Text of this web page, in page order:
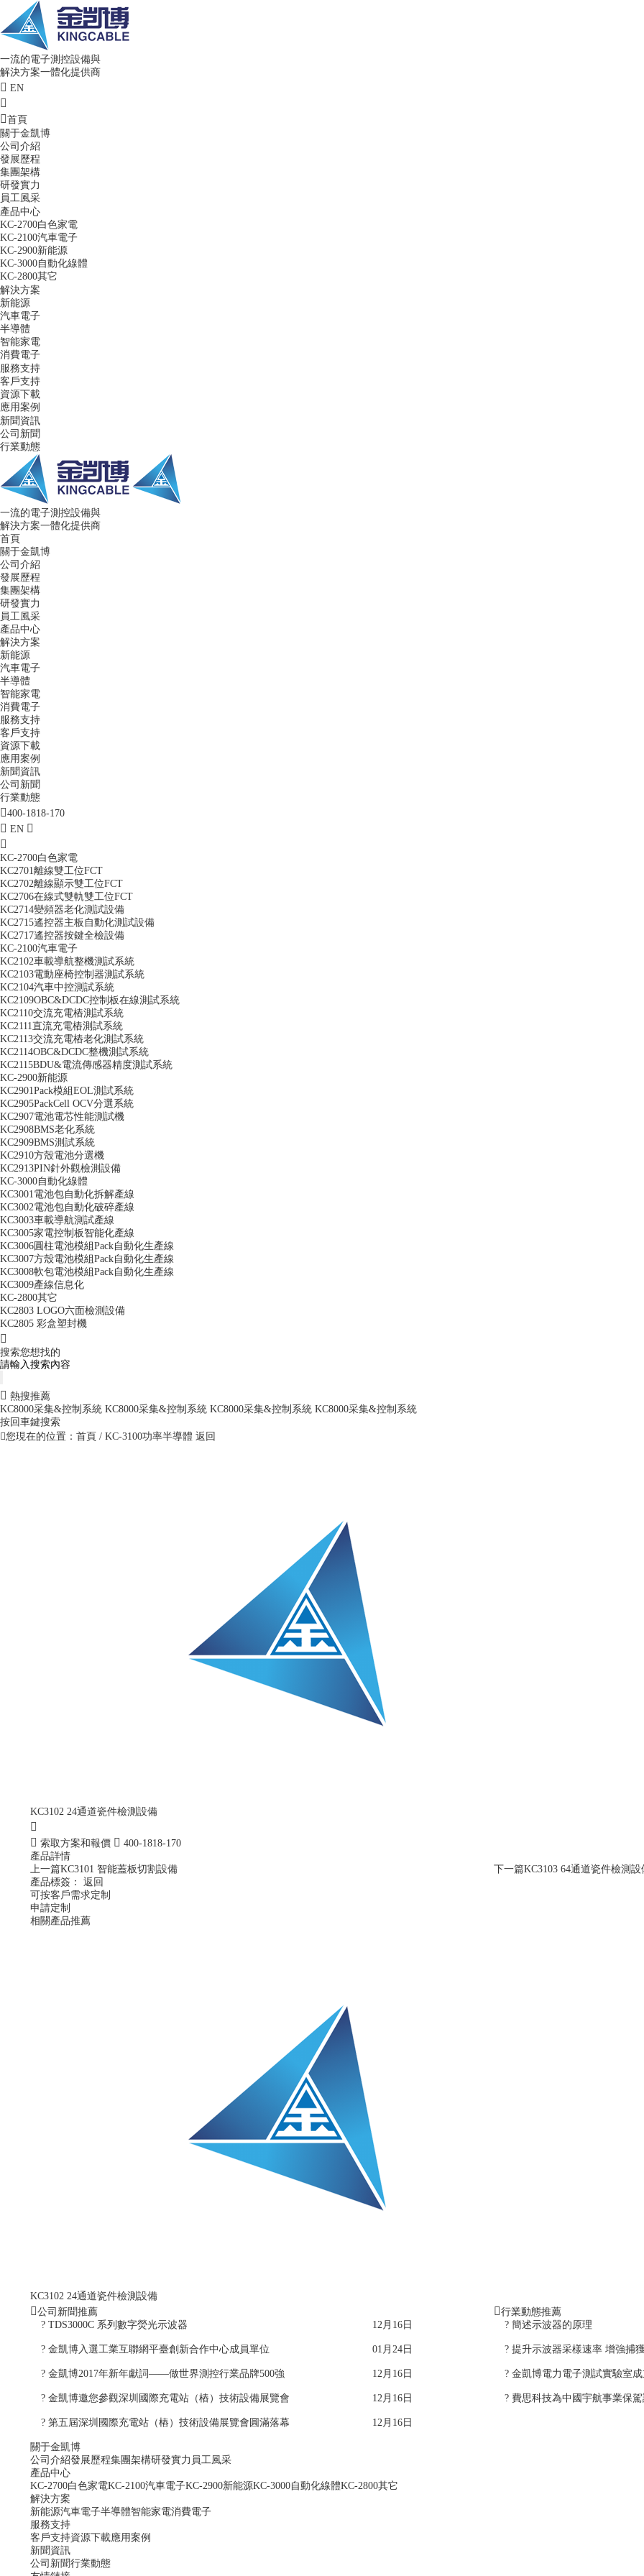
一流的電子測控設備與
解決方案一體化提供商
EN
首頁
關于金凱博
公司介紹
發展歷程
集團架構
研發實力
員工風采
產品中心
KC-2700白色家電
KC-2100汽車電子
KC-2900新能源
KC-3000自動化線體
KC-2800其它
解決方案
新能源
汽車電子
半導體
智能家電
消費電子
服務支持
客戶支持
資源下載
應用案例
新聞資訊
公司新聞
行業動態
一流的電子測控設備與
解決方案一體化提供商
首頁
關于金凱博
公司介紹
發展歷程
集團架構
研發實力
員工風采
產品中心
解決方案
新能源
汽車電子
半導體
智能家電
消費電子
服務支持
客戶支持
資源下載
應用案例
新聞資訊
公司新聞
行業動態
400-1818-170
EN
KC-2700白色家電
KC2701離線雙工位FCT
KC2702離線顯示雙工位FCT
KC2706在線式雙軌雙工位FCT
KC2714變頻器老化測試設備
KC2715遙控器主板自動化測試設備
KC2717遙控器按鍵全檢設備
KC-2100汽車電子
KC2102車載導航整機測試系統
KC2103電動座椅控制器測試系統
KC2104汽車中控測試系統
KC2109OBC&DCDC控制板在線測試系統
KC2110交流充電樁測試系統
KC2111直流充電樁測試系統
KC2113交流充電樁老化測試系統
KC2114OBC&DCDC整機測試系統
KC2115BDU&電流傳感器精度測試系統
KC-2900新能源
KC2901Pack模組EOL測試系統
KC2905PackCell OCV分選系統
KC2907電池電芯性能測試機
KC2908BMS老化系統
KC2909BMS測試系統
KC2910方殼電池分選機
KC2913PIN針外觀檢測設備
KC-3000自動化線體
KC3001電池包自動化拆解產線
KC3002電池包自動化破碎產線
KC3003車載導航測試產線
KC3005家電控制板智能化產線
KC3006圓柱電池模組Pack自動化生產線
KC3007方殼電池模組Pack自動化生產線
KC3008軟包電池模組Pack自動化生產線
KC3009產線信息化
KC-2800其它
KC2803 LOGO六面檢測設備
KC2805 彩盒塑封機
搜索您想找的
熱搜推薦
KC8000采集&控制系統 KC8000采集&控制系統 KC8000采集&控制系統 KC8000采集&控制系統
按回車鍵搜索
您現在的位置： 首頁 / KC-3100功率半導體 返回
KC3102 24通道瓷件檢測設備
索取方案和報價
400-1818-170
產品詳情
上一篇KC3101 智能蓋板切割設備 下一篇KC3103 64通道瓷件檢測設
產品標簽： 返回
可按客戶需求定制
申請定制
相關產品推薦
KC3102 24通道瓷件檢測設備
公司新聞推薦
? TDS3000C 系列數字熒光示波器
12月16日
? 金凱博入選工業互聯網平臺創新合作中心成員單位 01月24日
? 金凱博2017年新年獻詞——做世界測控行業品牌500強 12月16日
? 金凱博邀您參觀深圳國際充電站（樁）技術設備展覽會 12月16日
? 第五屆深圳國際充電站（樁）技術設備展覽會圓滿落幕 12月16日
行業動態推薦
? 簡述示波器的原理
? 提升示波器采樣速率 增強捕
? 金凱博電力電子測試實驗室
? 費思科技為中國宇航事業保
關于金凱博
公司介紹發展歷程集團架構研發實力 員工風采
產品中心
KC-2700白色家電KC-2100汽車電子KC-2900新能源KC-3000自動化線體KC-2800其它
解決方案
新能源汽車電子半導體智能家電消費電子
服務支持
客戶支持資源下載應用案例
新聞資訊
公司新聞行業動態